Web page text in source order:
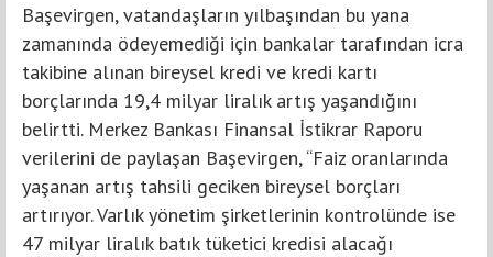
Başevirgen, vatandaşların yılbaşından bu yana
zamanında ödeyemediği için bankalar tarafından icra
takibine alınan bireysel kredi ve kredi kartı
borçlarında 19,4 milyar liralık artış yaşandığını
belirtti. Merkez Bankası Finansal İstikrar Raporu
verilerini de paylaşan Başevirgen, “Faiz oranlarında
yaşanan artış tahsili geciken bireysel borçları
artırıyor. Varlık yönetim şirketlerinin kontrolünde ise
47 milyar liralık batık tüketici kredisi alacağı